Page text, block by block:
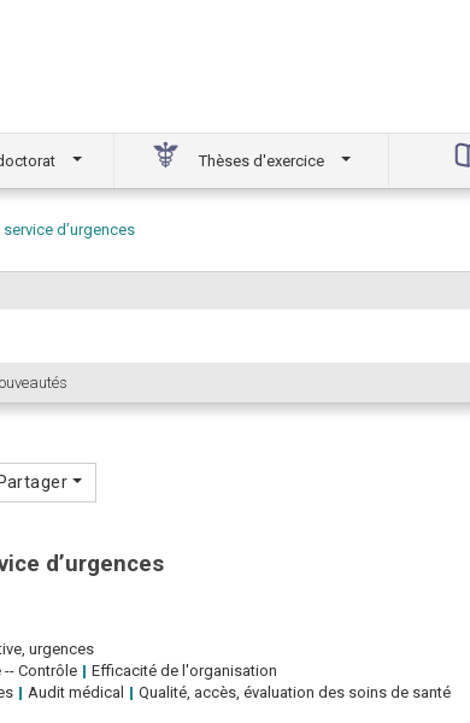
Thèses d'exercice
d’urgences
Partager
d’urgences
urgences
-- Contrôle
Efficacité de l'organisation
Audit médical Qualité, accès, évaluation des soins de santé